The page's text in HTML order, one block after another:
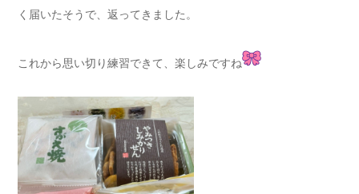
く届いたそうで、返ってきました。
これから思い切り練習できて、楽しみですね